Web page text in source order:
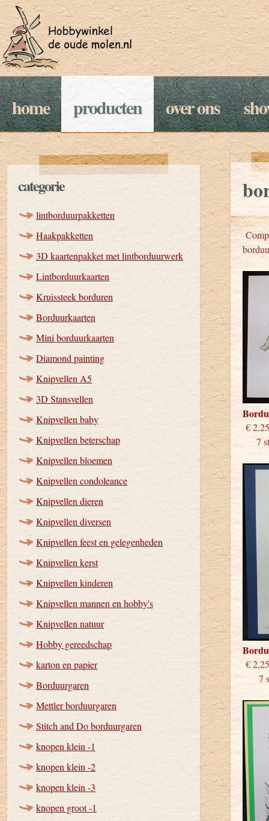
home producten over ons
categorie
lintborduurpakketten
Haakpakketten
3D kaartenpakket met lintborduurwerk
Lintborduurkaarten
Kruissteek borduren
Borduurkaarten
Mini borduurkaarten
Diamond painting
Knipvellen A5
3D Stansvellen
Knipvellen baby
Knipvellen beterschap
Knipvellen bloemen
Knipvellen condoleance
Knipvellen dieren
Knipvellen diversen
Knipvellen feest en gelegenheden
Knipvellen kerst
Knipvellen kinderen
Knipvellen mannen en hobby's
Knipvellen natuur
Hobby gereedschap
karton en papier
Borduurgaren
Mettler borduurgaren
Stitch and Do borduurgaren
knopen klein -1
knopen klein -2
knopen klein -3
knopen groot -1
7
7